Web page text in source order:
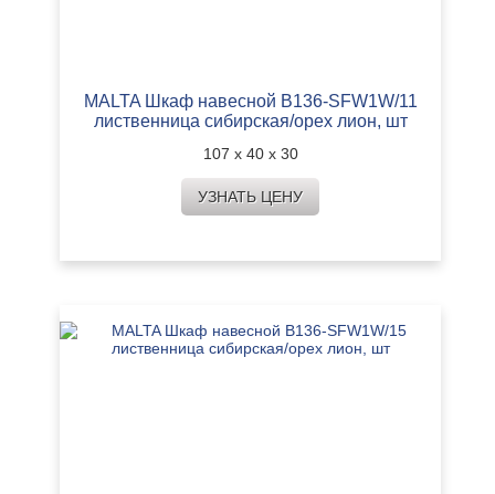
MALTA Шкаф навесной B136-SFW1W/11
лиственница сибирская/орех лион, шт
107 х 40 х 30
УЗНАТЬ ЦЕНУ